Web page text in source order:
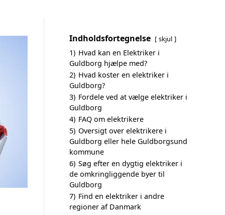
Indholdsfortegnelse skjul
1) Hvad kan en Elektriker i
Guldborg hjælpe med?
2) Hvad koster en elektriker i
Guldborg?
3) Fordele ved at vælge elektriker i
Guldborg
4) FAQ om elektrikere
5) Oversigt over elektrikere i
Guldborg eller hele Guldborgsund
kommune
6) Søg efter en dygtig elektriker i
de omkringliggende byer til
Guldborg
7) Find en elektriker i andre
regioner af Danmark